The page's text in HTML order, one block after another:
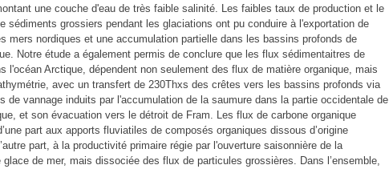
une couche d'eau de très faible salinité. Les faibles taux de production et le
sédiments grossiers pendant les glaciations ont pu conduire à l'exportation de
mers nordiques et une accumulation partielle dans les bassins profonds de
Notre étude a également permis de conclure que les flux sédimentaitres de
l'océan Arctique, dépendent non seulement des flux de matière organique, mais
avec un transfert de 230Thxs des crêtes vers les bassins profonds via
de vannage induits par l'accumulation de la saumure dans la partie occidentale de
et son évacuation vers le détroit de Fram. Les flux de carbone organique
part aux apports fluviatiles de composés organiques dissous d’origine
part, à la productivité primaire régie par l'ouverture saisonnière de la
glace de mer, mais dissociée des flux de particules grossières. Dans l’ensemble,